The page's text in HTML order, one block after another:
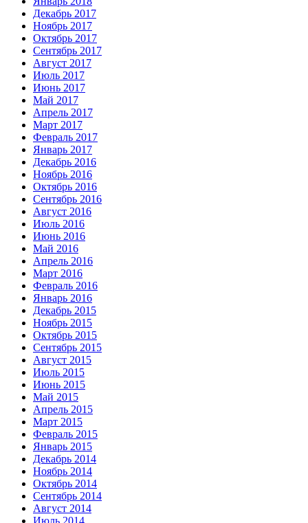
Декабрь 2017
Ноябрь 2017
Октябрь 2017
Сентябрь 2017
Август 2017
Июль 2017
Июнь 2017
Май 2017
Апрель 2017
Март 2017
Февраль 2017
Январь 2017
Декабрь 2016
Ноябрь 2016
Октябрь 2016
Сентябрь 2016
Август 2016
Июль 2016
Июнь 2016
Май 2016
Апрель 2016
Март 2016
Февраль 2016
Январь 2016
Декабрь 2015
Ноябрь 2015
Октябрь 2015
Сентябрь 2015
Август 2015
Июль 2015
Июнь 2015
Май 2015
Апрель 2015
Март 2015
Февраль 2015
Январь 2015
Декабрь 2014
Ноябрь 2014
Октябрь 2014
Сентябрь 2014
Август 2014